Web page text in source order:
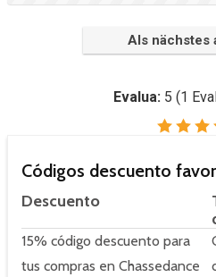
Als nächstes
Evalua: 5 (1
Códigos descuento
Descuento
15% código descuento para
tus compras en Chassedance